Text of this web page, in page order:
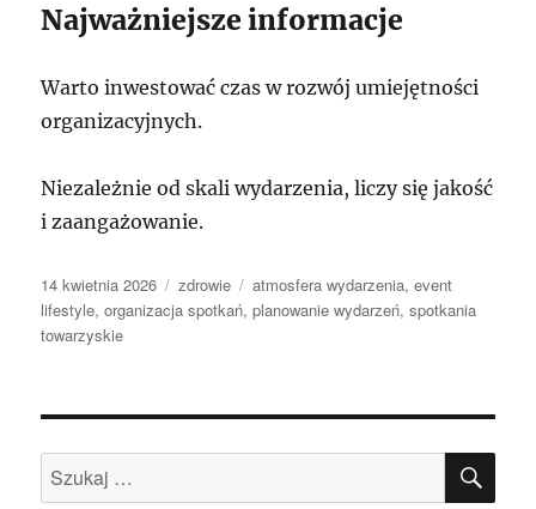
Najważniejsze informacje
Warto inwestować czas w rozwój umiejętności
organizacyjnych.
Niezależnie od skali wydarzenia, liczy się jakość
i zaangażowanie.
Data
publikacji
14 kwietnia 2026 Kategorie
zdrowie Tagi
atmosfera wydarzenia,event
lifestyle,organizacja spotkań,planowanie wydarzeń,spotkania
towarzyskie
Szukaj: